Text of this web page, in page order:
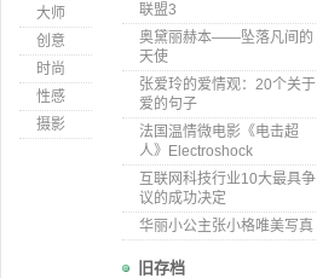
大师
创意
时尚
性感
摄影
联盟3
奥黛丽赫本——坠落凡间的
天使
张爱玲的爱情观：20个关于
爱的句子
法国温情微电影《电击超
人》Electroshock
互联网科技行业10大最具争
议的成功决定
华丽小公主张小格唯美写真
旧存档